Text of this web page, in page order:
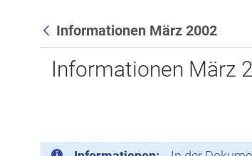
Zurück
Informationen März 2002
Informationen März